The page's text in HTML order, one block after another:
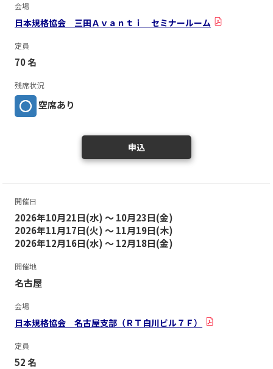
会場
日本規格協会 三田Ａｖａｎｔｉ セミナールーム
定員
70 名
残席状況
空席あり
申込
開催日
2026年10月21日(水) ～ 10月23日(金)
2026年11月17日(火) ～ 11月19日(木)
2026年12月16日(水) ～ 12月18日(金)
開催地
名古屋
会場
日本規格協会 名古屋支部（ＲＴ白川ビル７Ｆ）
定員
52 名